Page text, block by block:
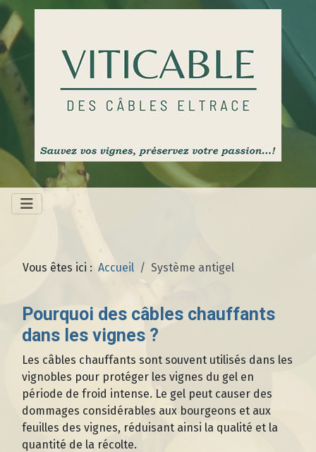
Vous êtes ici : Accueil Système antigel
Pourquoi des câbles chauffants
dans les vignes ?
Les câbles chauffants sont souvent utilisés dans les
vignobles pour protéger les vignes du gel en
période de froid intense. Le gel peut causer des
dommages considérables aux bourgeons et aux
feuilles des vignes, réduisant ainsi la qualité et la
quantité de la récolte.